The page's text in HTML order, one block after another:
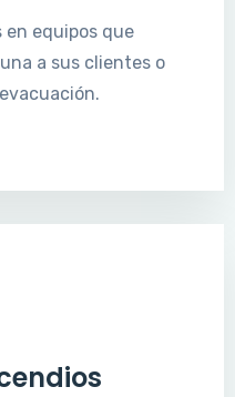
en equipos que
a sus clientes o